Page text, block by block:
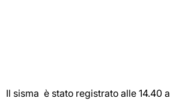
Il sisma è stato registrato alle 14.40